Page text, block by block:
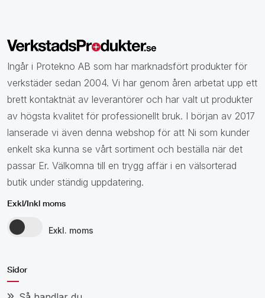
Ingår i Protekno AB som har marknadsfört produkter för
verkstäder sedan 2004. Vi har genom åren arbetat upp ett
brett kontaktnät av leverantörer och har valt ut produkter
av högsta kvalitet för professionellt bruk. I början av 2017
lanserade vi även denna webshop för att Ni som kunder
enkelt ska kunna se vårt sortiment och beställa när det
passar Er. Välkomna till en trygg affär i en välsorterad
butik under ständig uppdatering.
Exkl/Inkl moms
Exkl. moms
Sidor